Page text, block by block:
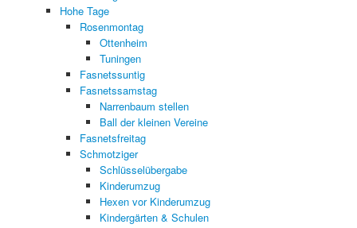
Hohe Tage
Rosenmontag
Ottenheim
Tuningen
Fasnetssuntig
Fasnetssamstag
Narrenbaum stellen
Ball der kleinen Vereine
Fasnetsfreitag
Schmotziger
Schlüsselübergabe
Kinderumzug
Hexen vor Kinderumzug
Kindergärten & Schulen